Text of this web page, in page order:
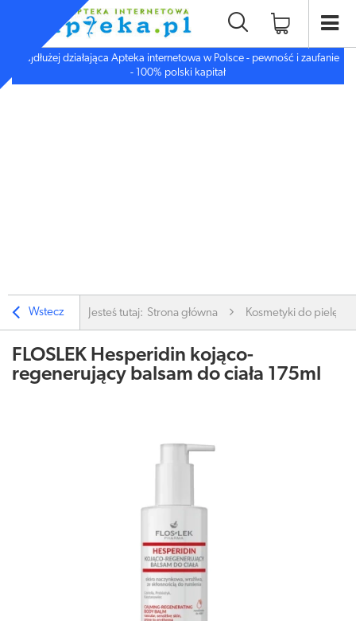
Najdłużej działająca Apteka internetowa w Polsce - pewność i zaufanie
- 100% polski kapitał
Wstecz Jesteś tutaj: Strona główna Kosmetyki do
FLOSLEK Hesperidin kojąco-
regenerujący balsam do ciała 175ml